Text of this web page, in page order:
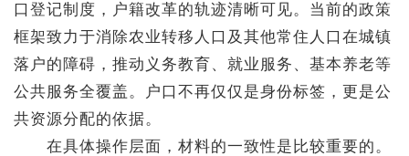
口登记制度，户籍改革的轨迹清晰可见。当前的政策
框架致力于消除农业转移人口及其他常住人口在城镇
落户的障碍，推动义务教育、就业服务、基本养老等
公共服务全覆盖。户口不再仅仅是身份标签，更是公
共资源分配的依据。
在具体操作层面，材料的一致性是比较重要的。